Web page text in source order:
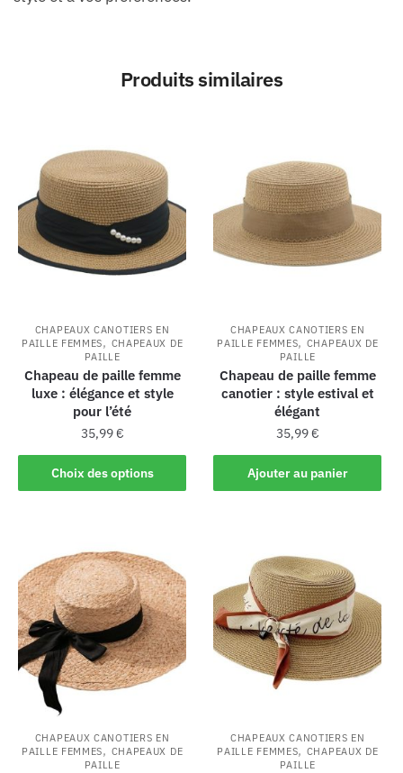
Produits similaires
CHAPEAUX CANOTIERS EN
PAILLE FEMMES, CHAPEAUX DE
PAILLE
Chapeau de paille femme
luxe : élégance et style
pour l’été
35,99€
Choix des options
CHAPEAUX CANOTIERS EN
PAILLE FEMMES, CHAPEAUX DE
PAILLE
Chapeau de paille femme
canotier : style estival et
élégant
35,99€
Ajouter au panier
CHAPEAUX CANOTIERS EN
PAILLE FEMMES, CHAPEAUX DE
PAILLE
CHAPEAUX CANOTIERS EN
PAILLE FEMMES, CHAPEAUX DE
PAILLE